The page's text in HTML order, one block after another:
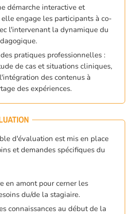
démarche interactive et
engage les participants à co-
l'intervenant la dynamique du
pratiques professionnelles :
de cas et situations cliniques,
des contenus à
des expériences.
d'évaluation est mis en place
et demandes spécifiques du
en amont pour cerner les
du/de la stagiaire.
connaissances au début de la